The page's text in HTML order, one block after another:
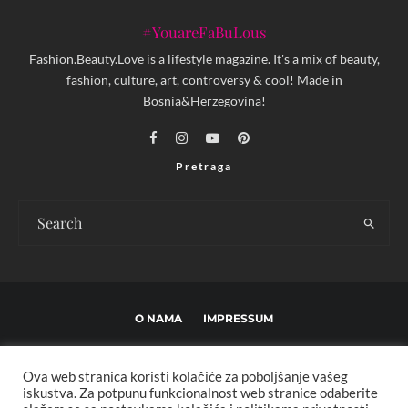
#YouareFaBuLous
Fashion.Beauty.Love is a lifestyle magazine. It's a mix of beauty,
fashion, culture, art, controversy & cool! Made in
Bosnia&Herzegovina!
Pretraga
O NAMA IMPRESSUM
POLITIKA PRIVATNOSTI MARKETING KONTAKT
Ova web stranica koristi kolačiće za poboljšanje vašeg
iskustva. Za potpunu funkcionalnost web stranice odaberite